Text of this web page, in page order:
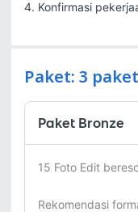
4. Konfirmasi
Paket: 3 paket
Paket Bronze
15 Foto Edit
Rekomendasi